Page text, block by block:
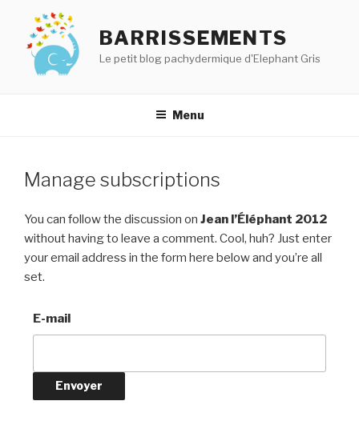
contenu
principal
BARRISSEMENTS
Le petit blog pachydermique d'Elephant Gris
Menu
Manage subscriptions
You can follow the discussion on Jean l’Éléphant 2012
without having to leave a comment. Cool, huh? Just enter
your email address in the form here below and you’re all
set.
E-mail